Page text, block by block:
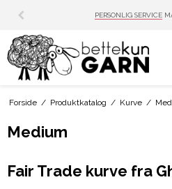
PERSONLIG SERVICEMAIL:
Forside / Produktkatalog / Kurve /
Medium
Fair Trade kurve fra